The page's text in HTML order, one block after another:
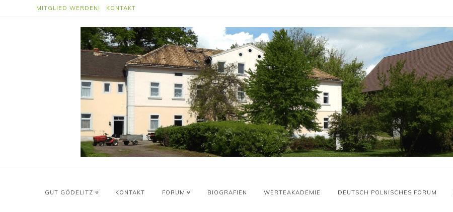
MITGLIED WERDEN! KONTAKT
GUT GÖDELITZ KONTAKT FORUM BIOGRAFIEN WERTEAKADEMIE DEUTSCH POLNISCHES FORUM